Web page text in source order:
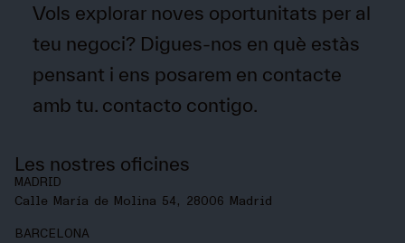
Vols explorar noves oportunitats per al
teu negoci? Digues-nos en què estàs
pensant i ens posarem en contacte
amb tu. contacto contigo.
Les nostres oficines
MADRID
Calle María de Molina 54, 28006 Madrid
BARCELONA